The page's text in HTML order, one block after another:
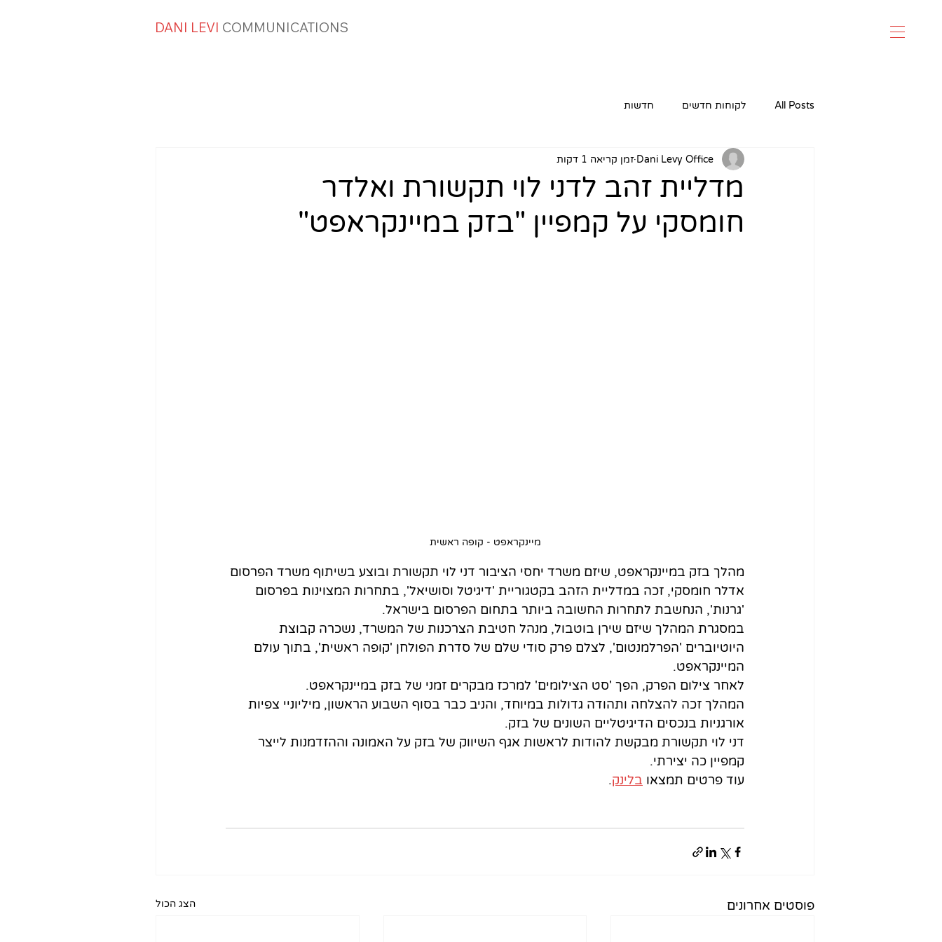
DANI LEVI COMMUNICATIONS
All Posts לקוחות חדשים חדשות
מדליית זהב לדני לוי תקשורת ואלדר
חומסקי על קמפיין "בזק במיינקראפט"
Dani Levy Office זמן קריאה 1 דקות
מיינקראפט - קופה ראשית
מהלך בזק במיינקראפט, שיזם משרד יחסי הציבור דני לוי תקשורת ובוצע בשיתוף משרד הפרסום
אדלר חומסקי, זכה במדליית הזהב בקטגוריית 'דיגיטל וסושיאל', בתחרות המצוינות בפרסום
'גרנות', הנחשבת לתחרות החשובה ביותר בתחום הפרסום בישראל.
במסגרת המהלך שיזם שירן בוטבול, מנהל חטיבת הצרכנות של המשרד, נשכרה קבוצת
היוטיוברים 'הפרלמנטום', לצלם פרק סודי שלם של סדרת הפולחן 'קופה ראשית', בתוך עולם
המיינקראפט.
לאחר צילום הפרק, הפך 'סט הצילומים' למרכז מבקרים זמני של בזק במיינקראפט.
המהלך זכה להצלחה ותהודה גדולות במיוחד, והניב כבר בסוף השבוע הראשון, מיליוניי צפיות
אורגניות בנכסים הדיגיטליים השונים של בזק.
דני לוי תקשורת מבקשת להודות לראשות אגף השיווק של בזק על האמונה וההזדמנות לייצר
קמפיין כה יצירתי.
עוד פרטים תמצאו בלינק.
פוסטים אחרונים הצג הכול